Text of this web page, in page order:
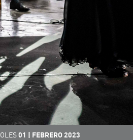
01 | FEBRERO 2023